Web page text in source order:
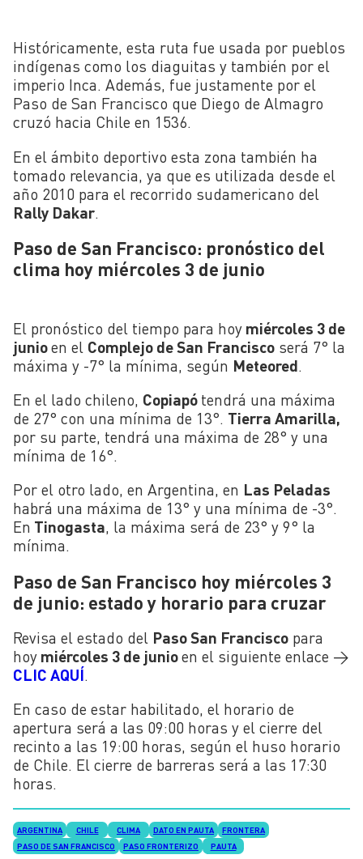
Históricamente, esta ruta fue usada por pueblos
indígenas como los diaguitas y también por el
imperio Inca. Además, fue justamente por el
Paso de San Francisco que Diego de Almagro
cruzó hacia Chile en 1536.
En el ámbito deportivo esta zona también ha
tomado relevancia, ya que es utilizada desde el
año 2010 para el recorrido sudamericano del
Rally Dakar.
Paso de San Francisco: pronóstico del
clima hoy miércoles 3 de junio
El pronóstico del tiempo para hoy miércoles 3 de
junioen el Complejo de San Francisco será 7° la
máxima y -7° la mínima, según Meteored.
En el lado chileno, Copiapó tendrá una máxima
de 27° con una mínima de 13°. Tierra Amarilla,
por su parte, tendrá una máxima de 28° y una
mínima de 16°.
Por el otro lado, en Argentina, en Las Peladas
habrá una máxima de 13° y una mínima de -3°.
En Tinogasta, la máxima será de 23° y 9° la
mínima.
Paso de San Francisco hoy miércoles 3
de junio: estado y horario para cruzar
Revisa el estado del Paso San Francisco para
hoy miércoles 3 de junioen el siguiente enlace →
CLIC AQUÍ.
En caso de estar habilitado, el horario de
apertura será a las 09:00 horas y el cierre del
recinto a las 19:00 horas, según el huso horario
de Chile. El cierre de barreras será a las 17:30
horas.
ARGENTINA CHILE CLIMA DATO EN PAUTA
FRONTERA
PASO DE SAN FRANCISCO
PASO FRONTERIZO PAUTA